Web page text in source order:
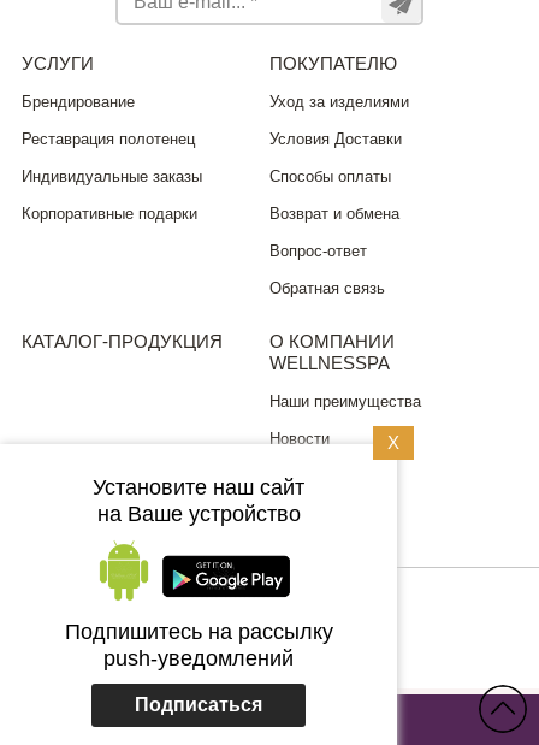
УСЛУГИ
Брендирование
Реставрация полотенец
Индивидуальные заказы
Корпоративные подарки
ПОКУПАТЕЛЮ
Уход за изделиями
Условия Доставки
Способы оплаты
Возврат и обмена
Вопрос-ответ
Обратная связь
КАТАЛОГ-ПРОДУКЦИЯ
О КОМПАНИИ
WELLNESSPA
Наши преимущества
Новости
ПОЛИТИКА
КОНФИДЕНЦИАЛЬНОСТИ
8 (499) 704 0315
+7 (925) 746 8092
+7903 5278520
Wellness Spa © 2026
X
Установите наш сайт
на Ваше устройство
Подпишитесь на рассылку
push-уведомлений
Подписаться